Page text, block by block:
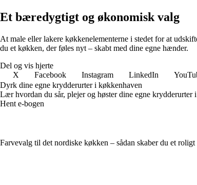
Et bæredygtigt og økonomisk valg
At male eller lakere køkkenelementerne i stedet for at
du et køkken, der føles nyt – skabt med dine egne hænder.
Del og vis hjerte
X
Facebook Instagram LinkedIn
Dyrk dine egne krydderurter i køkkenhaven
Lær hvordan du sår, plejer og høster dine egne
Hent e-bogen
Farvevalg til det nordiske køkken – sådan skaber du et